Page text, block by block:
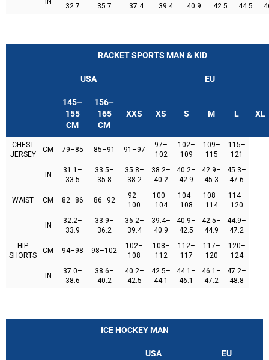
32.7
35.7
37.4
39.4
40.9
42.5
44.5
RACKET SPORTS MAN & KID
USA EU
145–
155
CM
156–
165
CM
XXS XS S M L XL
CHEST
JERSEY
CM 79–85 85–91 91–97
97–
102
102–
109
109–
115
115–
121
IN
31.1–
33.5
33.5–
35.8
35.8–
38.2
38.2–
40.2
40.2–
42.9
42.9–
45.3
45.3–
47.6
WAIST CM 82–86 86–92
92–
100
100–
104
104–
108
108–
114
114–
120
IN
32.2–
33.9
33.9–
36.2
36.2–
39.4
39.4–
40.9
40.9–
42.5
42.5–
44.9
44.9–
47.2
HIP
SHORTS
CM 94–98 98–102
102–
108
108–
112
112–
117
117–
120
120–
124
IN
37.0–
38.6
38.6–
40.2
40.2–
42.5
42.5–
44.1
44.1–
46.1
46.1–
47.2
47.2–
48.8
ICE HOCKEY MAN
USA EU